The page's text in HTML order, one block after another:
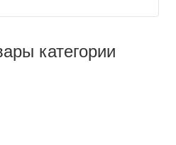
категории